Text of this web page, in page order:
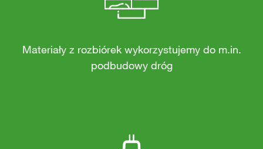
Materiały z rozbiórek wykorzystujemy do m.in.
podbudowy dróg